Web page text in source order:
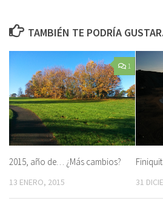
TAMBIÉN TE PODRÍA
1
2015, año de… ¿Más cambios?
13 ENERO, 2015 31